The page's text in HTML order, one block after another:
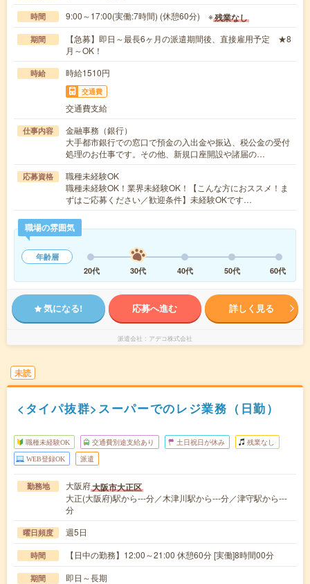
時間 9:00～17:00(実働:7時間) (休憩60分) ※残業なし
期間
【急募】即日～最長6ヶ月の派遣期間後、直接雇用予定 ★8
月～OK！
時給 時給1510円
交通費
交通費支給
仕事内容
金融事務（銀行）
大手都市銀行での窓口で預金の入出金や振込、税公金の受付
処理のお仕事です。その他、新規口座開設や諸届の…
応募資格
職種未経験OK
職種未経験OK！業界未経験OK！【こんな方におススメ！ま
ずはご応募ください／歓迎条件】未経験OKです…
職場の雰囲気
年齢層
20代
30代 40代 50代 60代
気になる! 応募へ進む 詳しく見る
派遣会社 アデコ株式会社
未読
<タイパ抜群>スーパーでのレジ業務（日勤）
職種未経験OK 交通費別途支給あり 土日祝日が休み 残業なし
WEB登録OK 派遣
勤務地 大阪府大阪市大正区
大正(大阪府)駅から---分／木津川駅から---分／津守駅から---
分
曜日頻度 週5日
時間 【日中の勤務】12:00～21:00 休憩60分 [実働]8時間00分
期間 即日～長期